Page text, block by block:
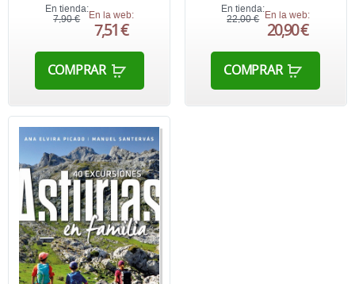
En tienda:
7,90 €
En la web:
7,51 €
COMPRAR
En tienda:
22,00 €
En la web:
20,90 €
COMPRAR